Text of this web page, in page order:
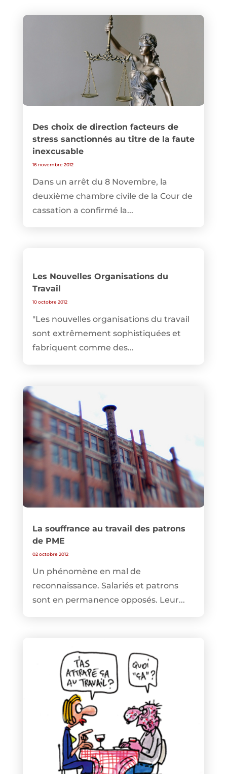
Des choix de direction facteurs de
stress sanctionnés au titre de la faute
inexcusable
16 novembre 2012
Dans un arrêt du 8 Novembre, la
deuxième chambre civile de la Cour de
cassation a confirmé la...
Les Nouvelles Organisations du
Travail
10 octobre 2012
"Les nouvelles organisations du travail
sont extrêmement sophistiquées et
fabriquent comme des...
La souffrance au travail des patrons
de PME
02 octobre 2012
Un phénomène en mal de
reconnaissance. Salariés et patrons
sont en permanence opposés. Leur...